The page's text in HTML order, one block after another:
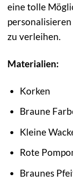
eine tolle
zu verleihen.
Materialien:
Korken
Braune
Kleine
Rote
Braunes